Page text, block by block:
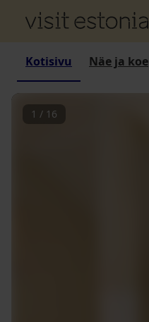
Kotisivu Näe ja koe
1 / 16